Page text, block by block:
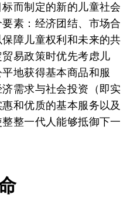
而制定的新的儿童社会
素：经济团结、市场合
障儿童权利和未来的共
易政策时优先考虑儿
地获得基本商品和服
需求与社会投资（即实
和优质的基本服务以及
整一代人能够抵御下一